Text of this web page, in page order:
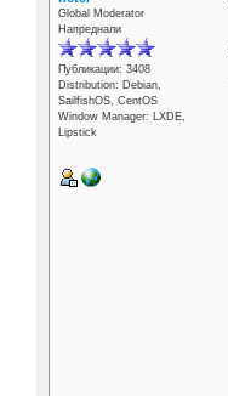
Global Moderator
Напреднали
Публикации: 3408
Distribution: Debian,
SailfishOS, CentOS
Window Manager: LXDE,
Lipstick